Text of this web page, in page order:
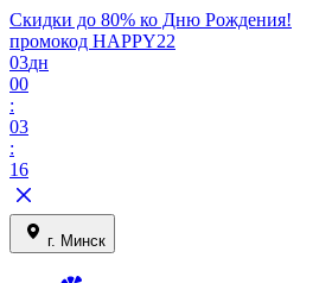
Скидки до 80% ко Дню Рождения!
промокод HAPPY22
03дн
00
:
03
:
16
г. Минск